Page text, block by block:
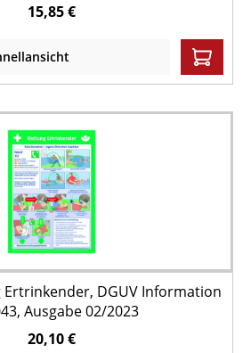
15,85 €
Ertrinkender, DGUV Information
Ausgabe 02/2023
20,10 €